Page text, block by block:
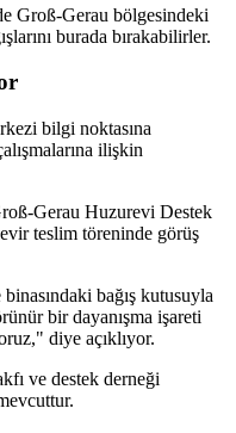
Groß-Gerau bölgesindeki
burada bırakabilirler.
bilgi noktasına
ilişkin
Gerau Huzurevi Destek
teslim töreninde görüş
bağış kutusuyla
bir dayanışma işareti
diye açıklıyor.
ve destek derneği